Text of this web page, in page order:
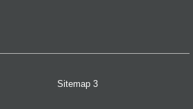
Sitemap 3